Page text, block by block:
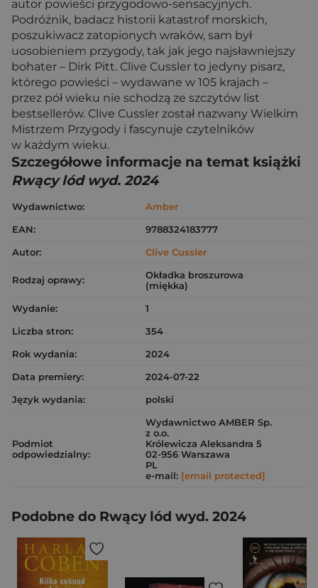
autor powieści przygodowo-sensacyjnych.
Podróżnik, badacz historii katastrof morskich,
poszukiwacz zatopionych wraków, sam był
uosobieniem przygody, tak jak jego najsławniejszy
bohater – Dirk Pitt. Clive Cussler to jedyny pisarz,
którego powieści – wydawane w 105 krajach –
przez pół wieku nie schodzą ze szczytów list
bestsellerów. Clive Cussler został nazwany Wielkim
Mistrzem Przygody i fascynuje czytelników
w każdym wieku.
Szczegółowe informacje na temat książki
Rwący lód wyd. 2024
Wydawnictwo:
Amber
EAN:
9788324183777
Autor:
Clive Cussler
Rodzaj oprawy:
Okładka broszurowa
(miękka)
Wydanie:
1
Liczba stron:
354
Rok wydania:
2024
Data premiery:
2024-07-22
Język wydania:
polski
Podmiot
odpowiedzialny:
Wydawnictwo AMBER Sp.
z o.o.
Królewicza Aleksandra 5
02-956 Warszawa
PL
e-mail: [email protected]
Podobne do Rwący lód wyd. 2024